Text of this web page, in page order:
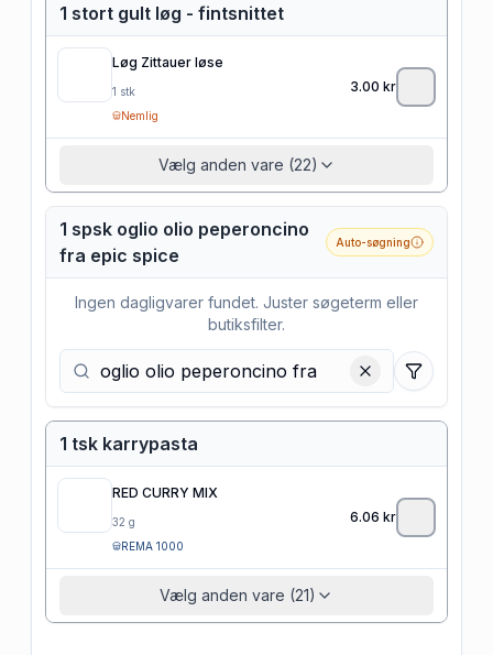
1 stort gult løg - fintsnittet
Løg Zittauer løse
1 stk
Nemlig
3.00 kr
Vælg anden vare (22)
1 spsk oglio olio peperoncino
fra epic spice
Auto-søgning
Ingen dagligvarer fundet. Juster søgeterm eller
butiksfilter.
Filtre
1 tsk karrypasta
RED CURRY MIX
32 g
REMA 1000
6.06 kr
Vælg anden vare (21)